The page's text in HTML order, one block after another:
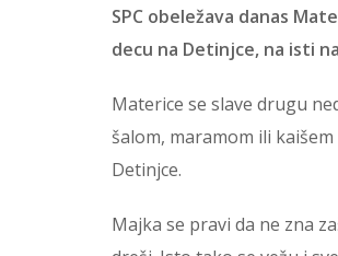
SPC obeležava danas
decu na Detinjce, na isti
Materice se slave drugu
šalom, maramom ili
Detinjce.
Majka se pravi da ne zna